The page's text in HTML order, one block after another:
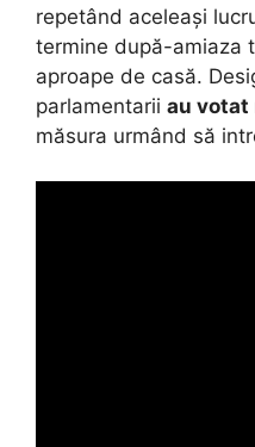
repetând aceleași
termine după-amiaza
aproape de casă.
parlamentarii au votat
măsura urmând să